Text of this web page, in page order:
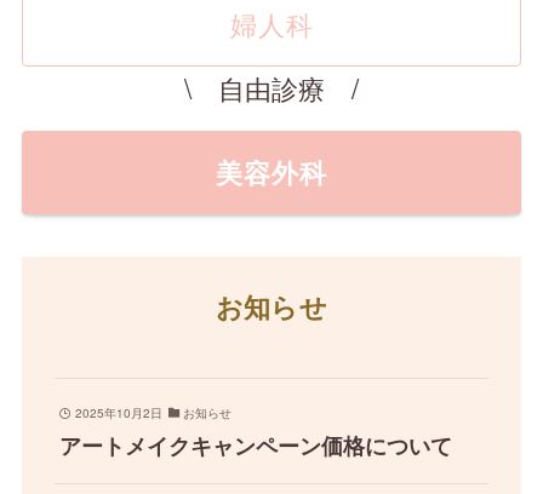
婦人科
\ 自由診療 /
美容外科
お知らせ
2025年10月2日 お知らせ
アートメイクキャンペーン価格について